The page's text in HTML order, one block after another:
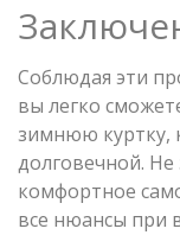
Соблюдая эти
вы легко
зимнюю куртку,
долговечной.
комфортное
все нюансы при